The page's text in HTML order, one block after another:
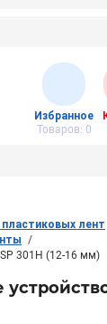
Избранное
Товаров: 0
лент
301H (12-16 мм)